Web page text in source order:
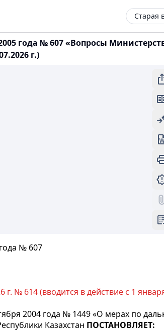
Старая
года № 607 «Вопросы
г.)
№ 607
г. № 614 (вводится в действие с 1
2004 года № 1449 «О мерах по
Казахстан ПОСТАНОВЛЯЕТ: